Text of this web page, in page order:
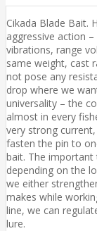
Cikada Blade Bait.
aggressive action
vibrations, range
same weight, cast
not pose any
drop where we
universality – the
almost in every
very strong current,
fasten the pin to
bait. The
depending on the
we either
makes while
line, we can
lure.